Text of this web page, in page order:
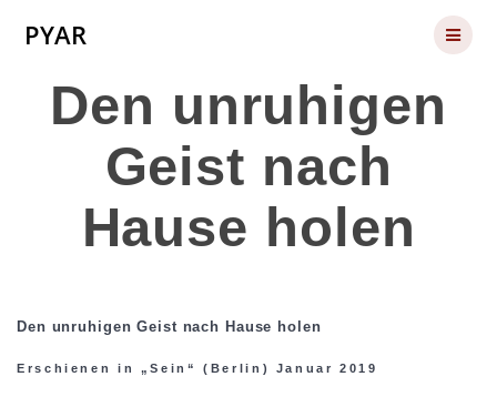
PYAR
Den unruhigen
Geist nach
Hause holen
Den unruhigen Geist nach Hause holen
Erschienen in „Sein“ (Berlin) Januar 2019